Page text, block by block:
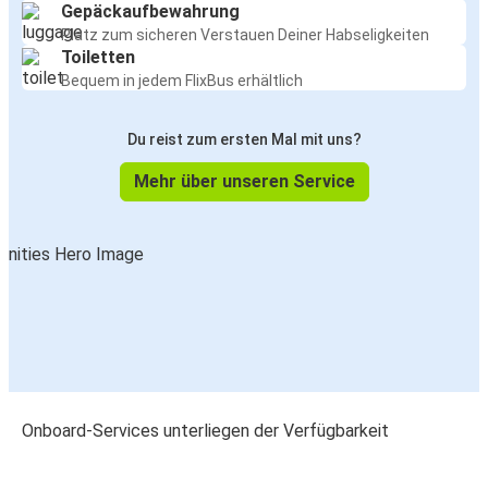
Gepäckaufbewahrung
Platz zum sicheren Verstauen Deiner Habseligkeiten
Toiletten
Bequem in jedem FlixBus erhältlich
Du reist zum ersten Mal mit uns?
Mehr über unseren Service
Onboard-Services unterliegen der Verfügbarkeit